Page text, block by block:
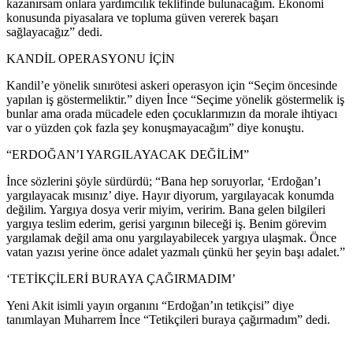
kazanırsam onlara yardımcılık teklifinde bulunacağım. Ekonomi
konusunda piyasalara ve topluma güven vererek başarı
sağlayacağız” dedi.
KANDİL OPERASYONU İÇİN
Kandil’e yönelik sınırötesi askeri operasyon için “Seçim öncesinde
yapılan iş göstermeliktir.” diyen İnce “Seçime yönelik göstermelik iş
bunlar ama orada mücadele eden çocuklarımızın da morale ihtiyacı
var o yüzden çok fazla şey konuşmayacağım” diye konuştu.
“ERDOĞAN’I YARGILAYACAK DEĞİLİM”
İnce sözlerini şöyle sürdürdü; “Bana hep soruyorlar, ‘Erdoğan’ı
yargılayacak mısınız’ diye. Hayır diyorum, yargılayacak konumda
değilim. Yargıya dosya verir miyim, veririm. Bana gelen bilgileri
yargıya teslim ederim, gerisi yargının bileceği iş. Benim görevim
yargılamak değil ama onu yargılayabilecek yargıya ulaşmak. Önce
vatan yazısı yerine önce adalet yazmalı çünkü her şeyin başı adalet.”
‘TETİKÇİLERİ BURAYA ÇAĞIRMADIM’
Yeni Akit isimli yayın organını “Erdoğan’ın tetikçisi” diye
tanımlayan Muharrem İnce “Tetikçileri buraya çağırmadım” dedi.